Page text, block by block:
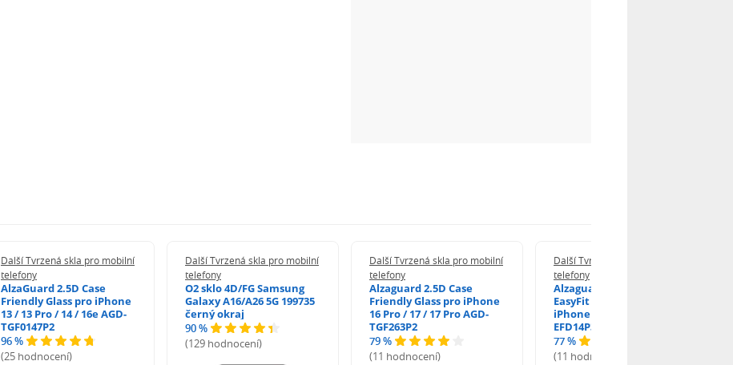
Další Tvrzená skla pro mobilní
telefony
AlzaGuard 2.5D Case
Friendly Glass pro iPhone
13 / 13 Pro / 14 / 16e AGD-
TGF0147P2
96 %
(25 hodnocení)
Další Tvrzená skla pro mobilní
telefony
O2 sklo 4D/FG Samsung
Galaxy A16/A26 5G 199735
černý okraj
90 %
(129 hodnocení)
Další Tvrzená skla pro mobilní
telefony
Alzaguard 2.5D Case
Friendly Glass pro iPhone
16 Pro / 17 / 17 Pro AGD-
TGF263P2
79 %
(11 hodnocení)
Další Tvrzená skla pro mobilní
telefony
Alzaguard 2.5D Glass
EasyFit DustFree pro
iPhone 16 Pro / 17 AGD-
EFD14P3
77 %
(11 hodnocení)